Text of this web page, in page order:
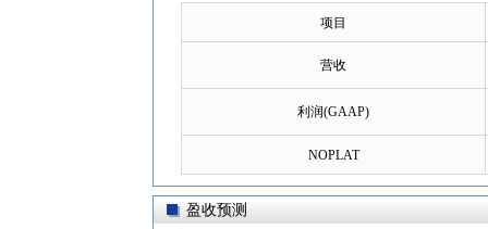
项目
营收
利润(GAAP)
NOPLAT
盈收预测